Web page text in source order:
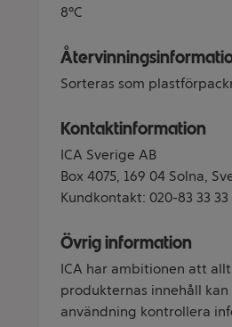
8°C
Sorteras som
Kontaktinformation
ICA Sverige AB
Box 4075, 169 04 Solna,
Kundkontakt: 020-83 33
Övrig information
ICA har ambitionen att
produkternas innehåll
användning kontrollera